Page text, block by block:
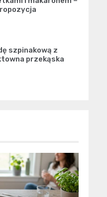
szpinakową z
przekąska